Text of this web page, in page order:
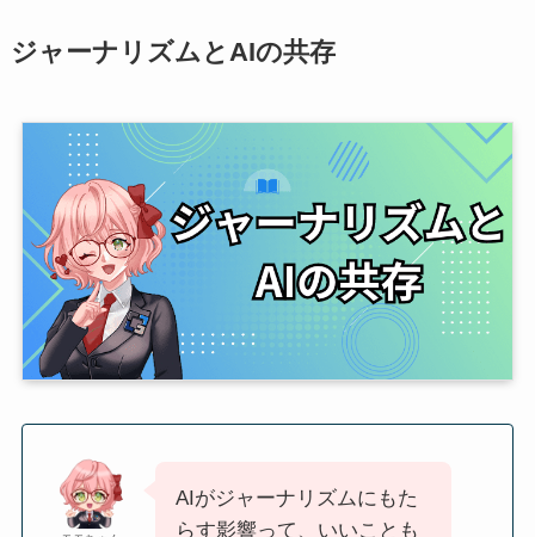
ジャーナリズムとAIの共存
AIがジャーナリズムにもた
らす影響って、いいことも